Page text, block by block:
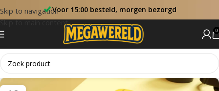
Skip to navigation
Skip to main content
Voor 15:00 besteld, morgen bezorgd
0